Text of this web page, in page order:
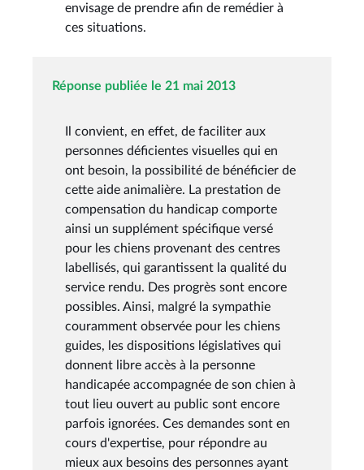
envisage de prendre afin de remédier à
ces situations.
Réponse publiée le 21 mai 2013
Il convient, en effet, de faciliter aux
personnes déficientes visuelles qui en
ont besoin, la possibilité de bénéficier de
cette aide animalière. La prestation de
compensation du handicap comporte
ainsi un supplément spécifique versé
pour les chiens provenant des centres
labellisés, qui garantissent la qualité du
service rendu. Des progrès sont encore
possibles. Ainsi, malgré la sympathie
couramment observée pour les chiens
guides, les dispositions législatives qui
donnent libre accès à la personne
handicapée accompagnée de son chien à
tout lieu ouvert au public sont encore
parfois ignorées. Ces demandes sont en
cours d'expertise, pour répondre au
mieux aux besoins des personnes ayant